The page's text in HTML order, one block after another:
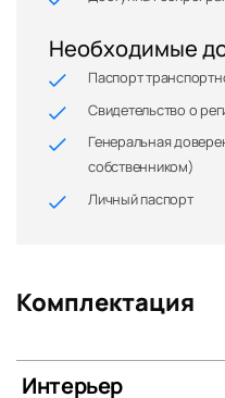
Необходимые
Паспорт
Свидетельство о
Генеральная
собственником)
Личный паспорт
Комплектация
Интерьер